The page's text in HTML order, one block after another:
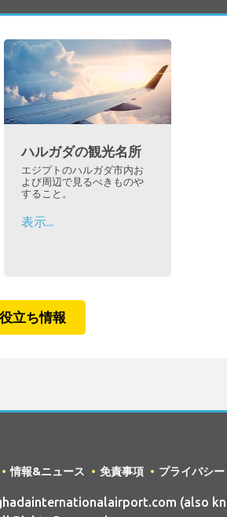
ハルガダの観光名所
エジプトのハルガダ市内お
よび周辺で見るべきものや
すること。
表示...
立ち情報
情報&ニュース 免責事項 プライバシー
(also